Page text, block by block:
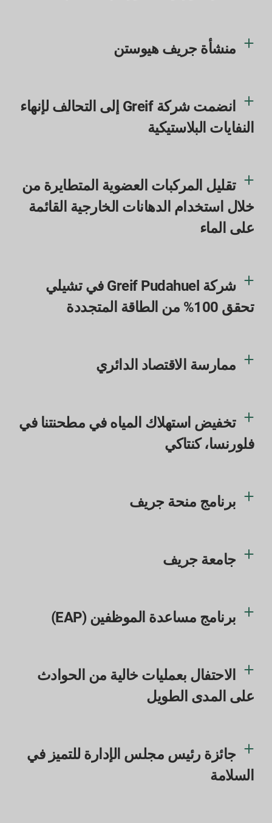
منشأة جريف هيوستن
انضمت شركة Greif إلى التحالف لإنهاء
النفايات البلاستيكية
تقليل المركبات العضوية المتطايرة من
خلال استخدام الدهانات الخارجية القائمة
على الماء
شركة Greif Pudahuel في تشيلي
تحقق 100% من الطاقة المتجددة
ممارسة الاقتصاد الدائري
تخفيض استهلاك المياه في مطحنتنا في
فلورنسا، كنتاكي
برنامج منحة جريف
جامعة جريف
برنامج مساعدة الموظفين (EAP)
الاحتفال بعمليات خالية من الحوادث
على المدى الطويل
جائزة رئيس مجلس الإدارة للتميز في
السلامة